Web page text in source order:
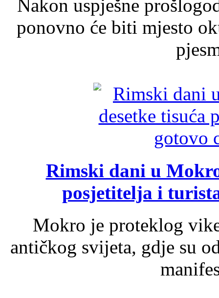
Nakon uspješne
ponovno će biti mjesto
Rimski dani u
posjetitelja i
Mokro je proteklog
antičkog svijeta, gdje su